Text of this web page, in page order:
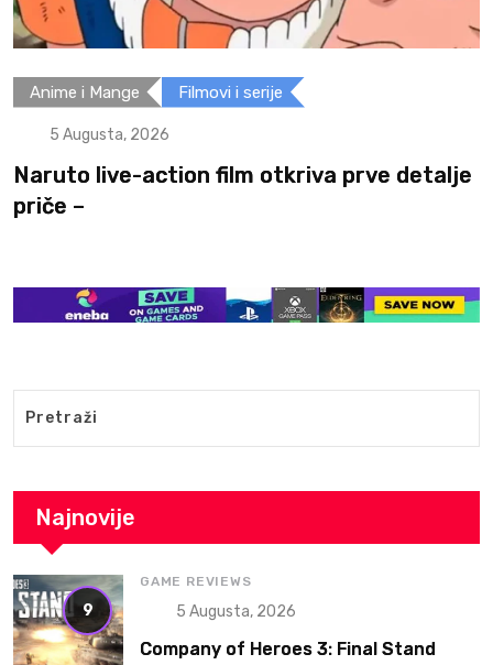
Anime i Mange Filmovi i serije
5 Augusta, 2026
Naruto live-action film otkriva prve detalje
priče –
Najnovije
9
GAME REVIEWS
5 Augusta, 2026
Company of Heroes 3: Final Stand